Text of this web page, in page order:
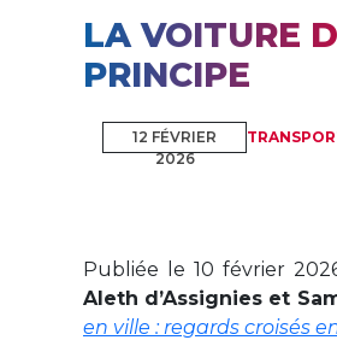
LA VOITURE
PRINCIPE
12 FÉVRIER
2026
Publiée le 10 février
Aleth d’Assignies et
en ville : regards croisés